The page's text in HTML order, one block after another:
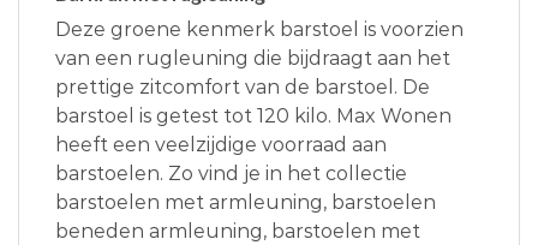
Deze groene kenmerk barstoel is voorzien
van een rugleuning die bijdraagt aan het
prettige zitcomfort van de barstoel. De
barstoel is getest tot 120 kilo. Max Wonen
heeft een veelzijdige voorraad aan
barstoelen. Zo vind je in het collectie
barstoelen met armleuning, barstoelen
beneden armleuning, barstoelen met